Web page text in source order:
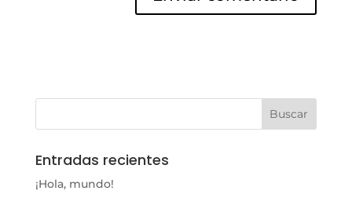
Entradas recientes
¡Hola, mundo!